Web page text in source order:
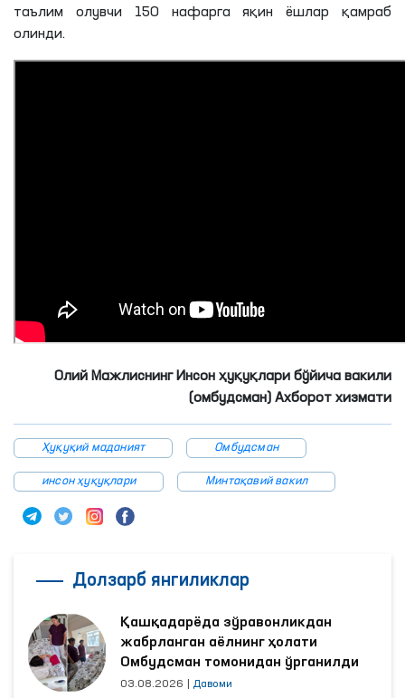
таълим олувчи 150 нафарга яқин ёшлар қамраб
олинди.
Олий Мажлиснинг Инсон ҳуқуқлари бўйича вакили
(омбудсман) Ахборот хизмати
Ҳуқуқий маданият Омбудсман
инсон ҳуқуқлари Минтақавий вакил
Долзарб янгиликлар
Қашқадарёда зўравонликдан
жабрланган аёлнинг ҳолати
Омбудсман томонидан ўрганилди
03.08.2026 Давоми